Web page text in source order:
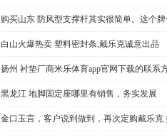
购买山东 防风型支撑杆其实很简单。这个
白山火爆热卖 塑料密封条,戴乐克诚意出品
扬州 衬垫厂商米乐体育app官网下载的联系
黑龙江 地脚固定座哪里有销售，务实发展
金口玉言，客户说到做到，再次定购戴乐克